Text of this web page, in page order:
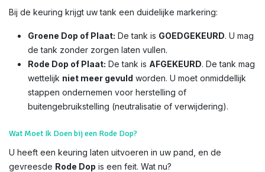
Bij de keuring krijgt uw tank een duidelijke markering:
Groene Dop of Plaat: De tank is GOEDGEKEURD. U mag
de tank zonder zorgen laten vullen.
Rode Dop of Plaat: De tank is AFGEKEURD. De tank mag
wettelijk niet meer gevuld worden. U moet onmiddellijk
stappen ondernemen voor herstelling of
buitengebruikstelling (neutralisatie of verwijdering).
Wat Moet Ik Doen bij een Rode Dop?
U heeft een keuring laten uitvoeren in uw pand, en de
gevreesde Rode Dop is een feit. Wat nu?